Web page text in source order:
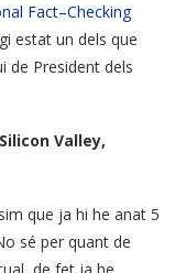
Fact–Checking
estat un dels que
de President dels
Valley,
que ja hi he anat 5
sé per quant de